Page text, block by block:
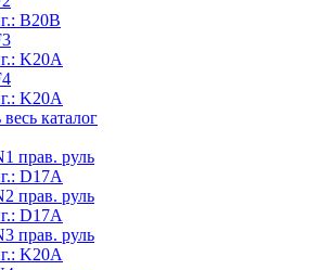
B20B
K20A
K20A
каталог
прав. руль
D17A
прав. руль
D17A
прав. руль
K20A